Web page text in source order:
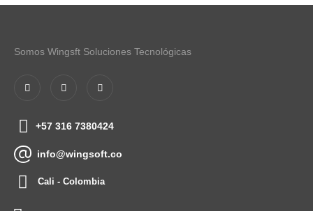
Somos Wingsft Soluciones Tecnológicas
+57 316 7380424
info@wingsoft.co
Cali - Colombia